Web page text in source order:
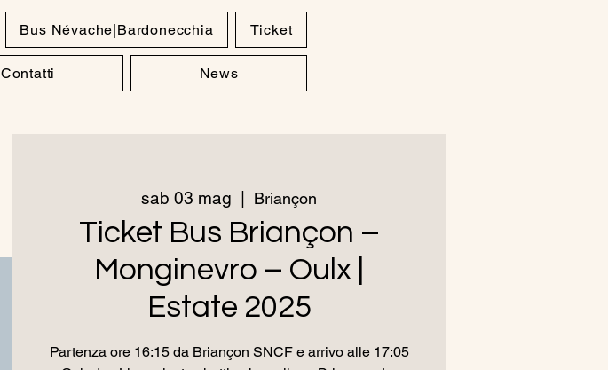
Bus Névache|Bardonecchia Ticket
Contatti News
sab 03 mag Briançon
Ticket Bus Briançon –
Monginevro – Oulx |
Estate 2025
Partenza ore 16:15 da Briançon SNCF e arrivo alle 17:05